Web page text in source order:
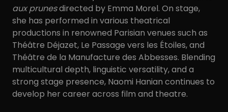
aux prunesdirected by Emma Morel. On stage,
she has performed in various theatrical
productions in renowned Parisian venues such as
Théâtre Déjazet, Le Passage vers les Étoiles, and
Théâtre de la Manufacture des Abbesses. Blending
multicultural depth, linguistic versatility, and a
strong stage presence, Naomi Hanian continues to
develop her career across film and theatre.